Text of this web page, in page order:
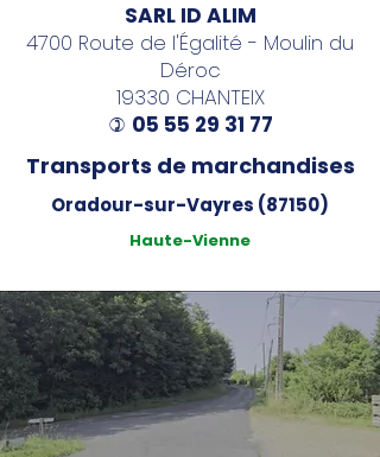
SARL ID ALIM
4700 Route de l'Égalité - Moulin du
Déroc
19330 CHANTEIX
) 05 55 29 31 77
Transports de marchandises
Oradour-sur-Vayres (87150)
Haute-Vienne